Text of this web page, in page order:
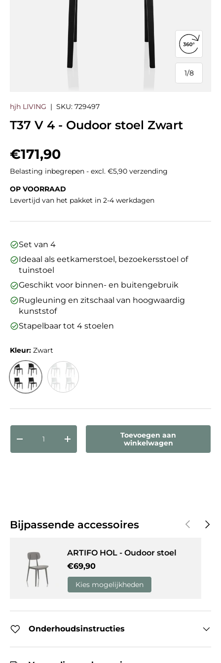
1/
van
8
360°-
hjh LIVING | SKU: 729497
T37 V 4 - Oudoor stoel Zwart
Reguliere prijs
€171,90
Belasting inbegrepen - excl. €5,90 verzending
OP VOORRAAD
Levertijd van het pakket in 2-4 werkdagen
Set van 4
Ideaal als eetkamerstoel, bezoekersstoel of
tuinstoel
Geschikt voor binnen- en buitengebruik
Rugleuning en zitschaal van hoogwaardig
kunststof
Stapelbaar tot 4 stoelen
Kleur: Zwart
Verlaag de hoeveelheidVerhoog de hoeveelheid
Toevoegen aan
winkelwagen
Bijpassende accessoires Vorige
ARTIFO HOL - Oudoor stoel
Reguliere prijs
€69,90
Kies mogelijkheden
Onderhoudsinstructies